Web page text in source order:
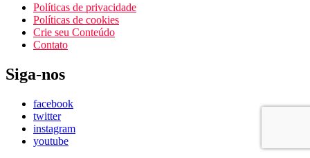
Políticas de privacidade
Políticas de cookies
Crie seu Conteúdo
Contato
Siga-nos
facebook
twitter
instagram
youtube